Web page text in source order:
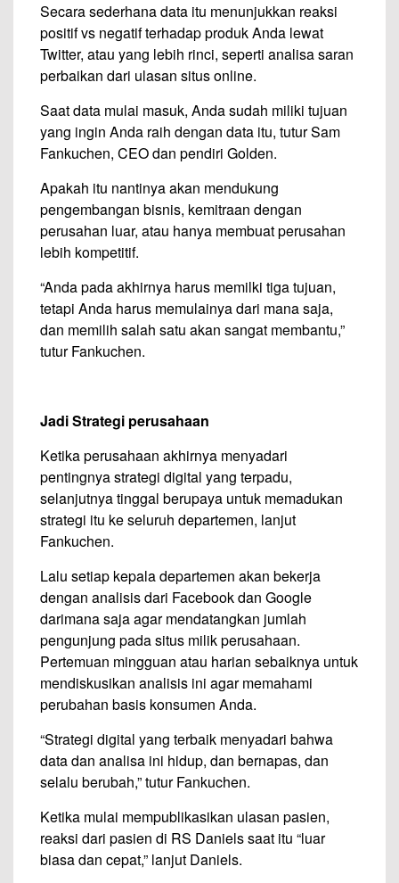
Secara sederhana data itu menunjukkan reaksi
positif vs negatif terhadap produk Anda lewat
Twitter, atau yang lebih rinci, seperti analisa saran
perbaikan dari ulasan situs online.
Saat data mulai masuk, Anda sudah miliki tujuan
yang ingin Anda raih dengan data itu, tutur Sam
Fankuchen, CEO dan pendiri Golden.
Apakah itu nantinya akan mendukung
pengembangan bisnis, kemitraan dengan
perusahan luar, atau hanya membuat perusahan
lebih kompetitif.
“Anda pada akhirnya harus memilki tiga tujuan,
tetapi Anda harus memulainya dari mana saja,
dan memilih salah satu akan sangat membantu,”
tutur Fankuchen.
Jadi Strategi perusahaan
Ketika perusahaan akhirnya menyadari
pentingnya strategi digital yang terpadu,
selanjutnya tinggal berupaya untuk memadukan
strategi itu ke seluruh departemen, lanjut
Fankuchen.
Lalu setiap kepala departemen akan bekerja
dengan analisis dari Facebook dan Google
darimana saja agar mendatangkan jumlah
pengunjung pada situs milik perusahaan.
Pertemuan mingguan atau harian sebaiknya untuk
mendiskusikan analisis ini agar memahami
perubahan basis konsumen Anda.
“Strategi digital yang terbaik menyadari bahwa
data dan analisa ini hidup, dan bernapas, dan
selalu berubah,” tutur Fankuchen.
Ketika mulai mempublikasikan ulasan pasien,
reaksi dari pasien di RS Daniels saat itu “luar
biasa dan cepat,” lanjut Daniels.